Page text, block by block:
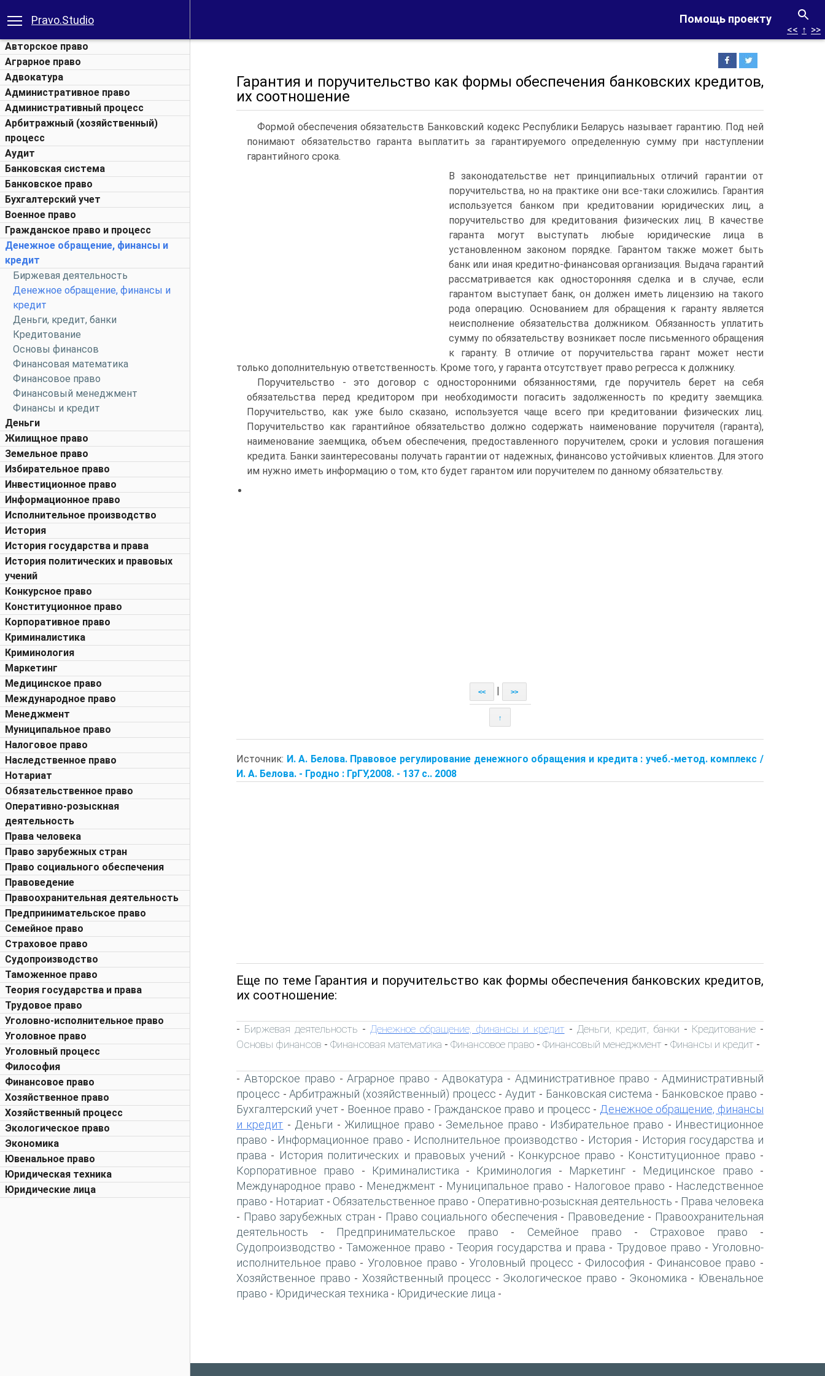
Помощь проекту
Pravo.Studio
Авторское право
Аграрное право
Адвокатура
Административное право
Административный процесс
Арбитражный (хозяйственный)
процесс
Аудит
Банковская система
Банковское право
Бухгалтерский учет
Военное право
Гражданское право и процесс
Денежное обращение, финансы и
кредит
Биржевая деятельность
Денежное обращение, финансы и
кредит
Деньги, кредит, банки
Кредитование
Основы финансов
Финансовая математика
Финансовое право
Финансовый менеджмент
Финансы и кредит
Деньги
Жилищное право
Земельное право
Избирательное право
Инвестиционное право
Информационное право
Исполнительное производство
История
История государства и права
История политических и правовых
учений
Конкурсное право
Конституционное право
Корпоративное право
Криминалистика
Криминология
Маркетинг
Медицинское право
Международное право
Менеджмент
Муниципальное право
Налоговое право
Наследственное право
Нотариат
Обязательственное право
Оперативно-розыскная
деятельность
Права человека
Право зарубежных стран
Право социального обеспечения
Правоведение
Правоохранительная деятельность
Предпринимательское право
Семейное право
Страховое право
Судопроизводство
Таможенное право
Теория государства и права
Трудовое право
Уголовно-исполнительное право
Уголовное право
Уголовный процесс
Философия
Финансовое право
Хозяйственное право
Хозяйственный процесс
Экологическое право
Экономика
Ювенальное право
Юридическая техника
Юридические лица
<< ↑ >>
Гарантия и поручительство как формы обеспечения банковских кредитов,
их соотношение
Формой обеспечения обязательств Банковский кодекс Республики Беларусь называет гарантию. Под ней
понимают обязательство гаранта выплатить за гарантируемого определенную сумму при наступлении
гарантийного срока.
В законодательстве нет принципиальных отличий гарантии от
поручительства, но на практике они все-таки сложились. Гарантия
используется банком при кредитовании юридических лиц, а
поручительство для кредитования физических лиц. В качестве
гаранта могут выступать любые юридические лица в
установленном законом порядке. Гарантом также может быть
банк или иная кредитно-финансовая организация. Выдача гарантий
рассматривается как односторонняя сделка и в случае, если
гарантом выступает банк, он должен иметь лицензию на такого
рода операцию. Основанием для обращения к гаранту является
неисполнение обязательства должником. Обязанность уплатить
сумму по обязательству возникает после письменного обращения
к гаранту. В отличие от поручительства гарант может нести
только дополнительную ответственность. Кроме того, у гаранта отсутствует право регресса к должнику.
Поручительство - это договор с односторонними обязанностями, где поручитель берет на себя
обязательства перед кредитором при необходимости погасить задолженность по кредиту заемщика.
Поручительство, как уже было сказано, используется чаще всего при кредитовании физических лиц.
Поручительство как гарантийное обязательство должно содержать наименование поручителя (гаранта),
наименование заемщика, объем обеспечения, предоставленного поручителем, сроки и условия погашения
кредита. Банки заинтересованы получать гарантии от надежных, финансово устойчивых клиентов. Для этого
им нужно иметь информацию о том, кто будет гарантом или поручителем по данному обязательству.
<< >>
↑
Источник: И. А. Белова. Правовое регулирование денежного обращения и кредита : учеб.-метод. комплекс /
И. А. Белова. - Гродно : ГрГУ,2008. - 137 с.. 2008
Еще по теме Гарантия и поручительство как формы обеспечения банковских кредитов,
их соотношение:
- Биржевая деятельность - Денежное обращение, финансы и кредит - Деньги, кредит, банки - Кредитование -
Основы финансов - Финансовая математика - Финансовое право - Финансовый менеджмент - Финансы и кредит -
- Авторское право -Аграрное право - Адвокатура - Административное право -Административный
процесс -Арбитражный (хозяйственный) процесс -Аудит - Банковская система - Банковское право -
Бухгалтерский учет- Военное право - Гражданское право и процесс - Денежное обращение, финансы
и кредит - Деньги - Жилищное право - Земельное право - Избирательное право - Инвестиционное
право - Информационное право - Исполнительное производство - История - История государства и
права - История политических и правовых учений - Конкурсное право - Конституционное право -
Корпоративное право - Криминалистика - Криминология - Маркетинг- Медицинское право -
Международное право - Менеджмент - Муниципальное право - Налоговое право - Наследственное
право - Нотариат - Обязательственное право - Оперативно-розыскная деятельность - Права человека
- Право зарубежных стран - Право социального обеспечения - Правоведение - Правоохранительная
деятельность - Предпринимательское право - Семейное право - Страховое право -
Судопроизводство -Таможенное право - Теория государства и права - Трудовое право -Уголовно-
исполнительное право -Уголовное право -Уголовный процесс - Философия - Финансовое право -
Хозяйственное право - Хозяйственный процесс - Экологическое право - Экономика - Ювенальное
право - Юридическая техника - Юридические лица -